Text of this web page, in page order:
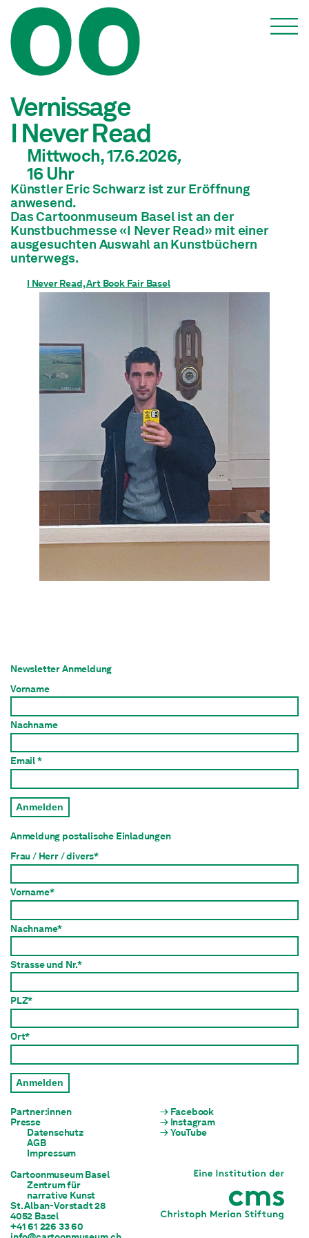
Veranstaltungen
Vernissage
I Never Read
Mittwoch, 17.6.2026,
16Uhr
Künstler Eric Schwarz ist zur Eröffnung
anwesend.
Das Cartoonmuseum Basel ist an der
Kunstbuchmesse «I Never Read» mit einer
ausgesuchten Auswahl an Kunstbüchern
unterwegs.
I Never Read, Art Book Fair Basel
Newsletter Anmeldung
Vorname
Nachname
Email *
Anmelden
Anmeldung postalische Einladungen
Frau / Herr / divers*
Vorname*
Nachname*
Strasse und Nr.*
PLZ*
Ort*
Anmelden
Partner:innen
Presse
Datenschutz
AGB
Impressum
Facebook
Instagram
YouTube
Cartoonmuseum Basel
Zentrum für
narrative Kunst
St. Alban-Vorstadt 28
4052 Basel
+41 61 226 33 60